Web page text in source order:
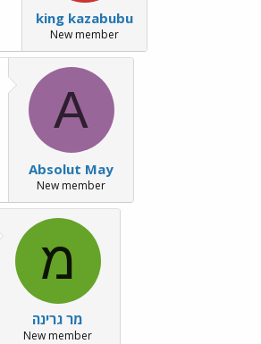
king kazabubu
New member
A
Absolut May
New member
מ
מר גרינה
New member